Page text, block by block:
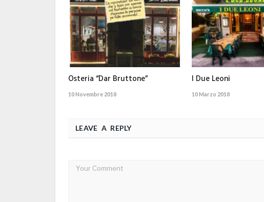
Osteria “Dar Bruttone”
10 Novembre 2018
I Due Leoni
10 Marzo 2018
LEAVE A REPLY